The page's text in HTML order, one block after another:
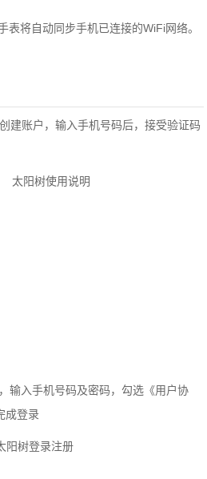
表将自动同步手机已连接的WiFi网络。
建账户，输入手机号码后，接受验证码
输入手机号码及密码，勾选《用户协
成登录